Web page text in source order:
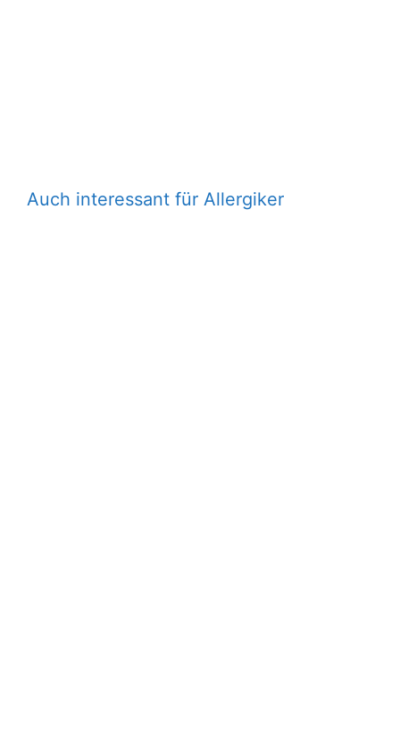
Auch interessant für Allergiker